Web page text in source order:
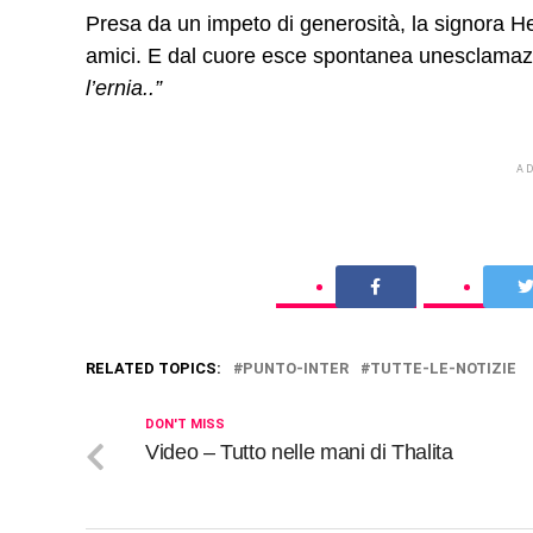
Presa da un impeto di generosità, la signora
amici. E dal cuore esce spontanea
l’ernia..”
RELATED TOPICS: PUNTO-INTER TUTTE-LE-NOTIZIE
DON'T MISS
Video – Tutto nelle mani di Thalita